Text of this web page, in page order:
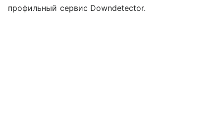
профильный сервис Downdetector.